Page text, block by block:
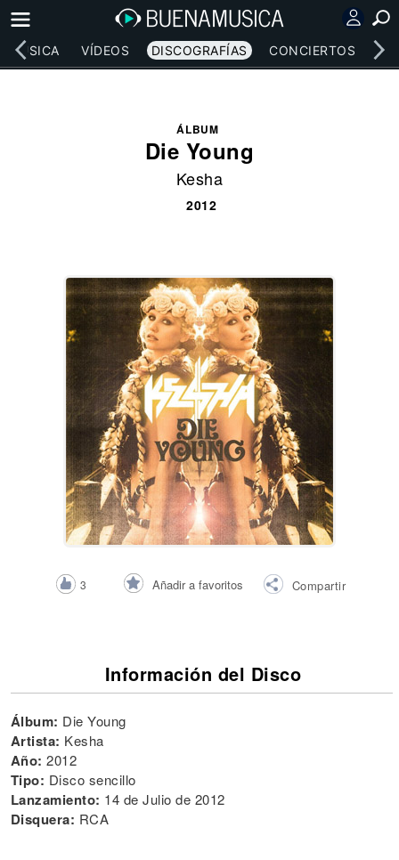
MÚSICA VÍDEOS DISCOGRAFÍAS CONCIERTOS
ÁLBUM
Die Young
Kesha
2012
3 Añadir a favoritos Compartir
Información del Disco
Álbum: Die Young
Artista: Kesha
Año: 2012
Tipo: Disco sencillo
Lanzamiento: 14 de Julio de 2012
Disquera: RCA